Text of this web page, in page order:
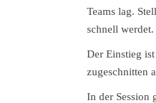
Teams lag.
schnell werdet.
Der Einstieg
zugeschnitten
In der Session